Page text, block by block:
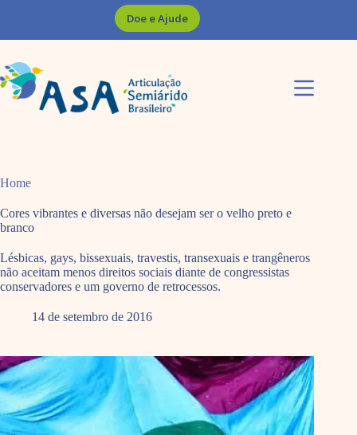
Doe e Ajude
Home
Cores vibrantes e diversas não desejam ser o velho preto e
branco
Lésbicas, gays, bissexuais, travestis, transexuais e trangêneros
não aceitam menos direitos sociais diante de congressistas
conservadores e um governo de retrocessos.
14 de setembro de 2016